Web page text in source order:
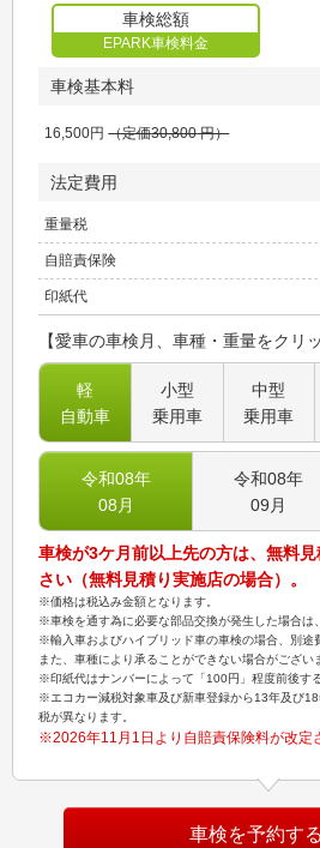
車検総額
EPARK車検料金
車検基本料
16,500円 （定価30,800円）
法定費用
重量税
自賠責保険
印紙代
【愛車の車検月、車種・重量をクリ
軽
自動車
小型
乗用車
中型
乗用車
令和08年
08 月
令和08年
09 月
車検が3ケ月前以上先の方は、無料
さい（無料見積り実施店の場合）。
※価格は税込み金額となります。
※車検を通す為に必要な部品交換が発生した場合は
※輸入車およびハイブリッド車の車検の場合、別途
また、車種により承ることができない場合がござい
※印紙代はナンバーによって「100円」程度前後す
※エコカー減税対象車及び新車登録から13年及び
税が異なります。
※2026年11月1日より自賠責保険料が改定
車検を予約する